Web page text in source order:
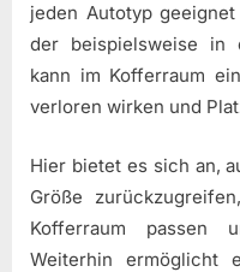
jeden Autotyp
der beispielsweise in
kann im Kofferraum
verloren wirken und
Hier bietet es sich an,
Größe
Kofferraum passen
Weiterhin ermöglicht